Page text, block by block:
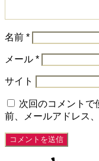
名前 *
メール *
サイト
次回のコメントで
前、メールアドレス